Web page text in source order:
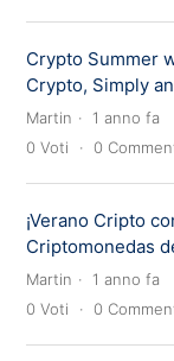
Crypto Summer
Crypto, Simply
Martin
1 anno fa
0 Voti 0
¡Verano Cripto
Criptomonedas
Martin
1 anno fa
0 Voti 0